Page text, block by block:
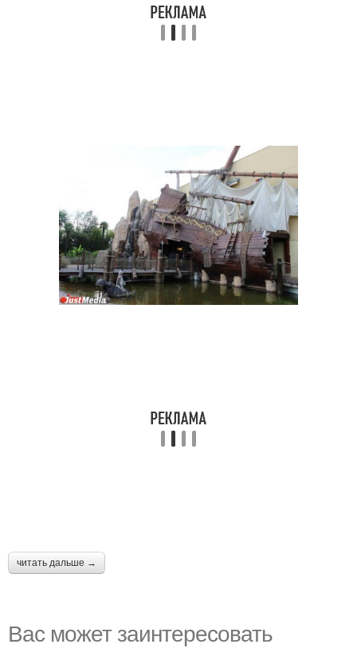
читать дальше →
Вас может заинтересовать